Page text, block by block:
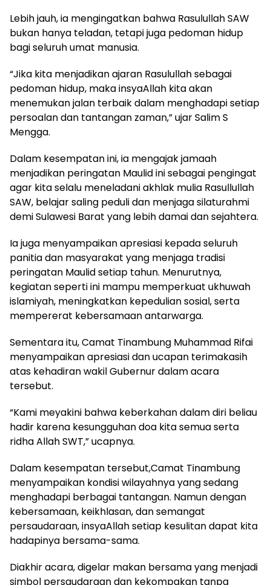
Lebih jauh, ia mengingatkan bahwa Rasulullah SAW
bukan hanya teladan, tetapi juga pedoman hidup
bagi seluruh umat manusia.
“Jika kita menjadikan ajaran Rasulullah sebagai
pedoman hidup, maka insyaAllah kita akan
menemukan jalan terbaik dalam menghadapi setiap
persoalan dan tantangan zaman,” ujar Salim S
Mengga.
Dalam kesempatan ini, ia mengajak jamaah
menjadikan peringatan Maulid ini sebagai pengingat
agar kita selalu meneladani akhlak mulia Rasullullah
SAW, belajar saling peduli dan menjaga silaturahmi
demi Sulawesi Barat yang lebih damai dan sejahtera.
Ia juga menyampaikan apresiasi kepada seluruh
panitia dan masyarakat yang menjaga tradisi
peringatan Maulid setiap tahun. Menurutnya,
kegiatan seperti ini mampu memperkuat ukhuwah
islamiyah, meningkatkan kepedulian sosial, serta
mempererat kebersamaan antarwarga.
Sementara itu, Camat Tinambung Muhammad Rifai
menyampaikan apresiasi dan ucapan terimakasih
atas kehadiran wakil Gubernur dalam acara
tersebut.
“Kami meyakini bahwa keberkahan dalam diri beliau
hadir karena kesungguhan doa kita semua serta
ridha Allah SWT,” ucapnya.
Dalam kesempatan tersebut,Camat Tinambung
menyampaikan kondisi wilayahnya yang sedang
menghadapi berbagai tantangan. Namun dengan
kebersamaan, keikhlasan, dan semangat
persaudaraan, insyaAllah setiap kesulitan dapat kita
hadapinya bersama-sama.
Diakhir acara, digelar makan bersama yang menjadi
simbol persaudaraan dan kekompakan tanpa